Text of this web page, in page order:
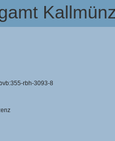
rbh-3093-8